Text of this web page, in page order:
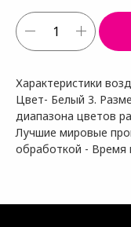
Характеристики
Цвет- Белый 3.
диапазона цветов
Лучшие мировые
обработкой - Время